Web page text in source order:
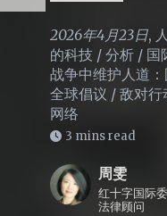
2026年4月23日,
的科技 / 分析 / 国
战争中维护人道
全球倡议 / 敌对行
网络
3 mins read
周雯
红十字国际
法律顾问